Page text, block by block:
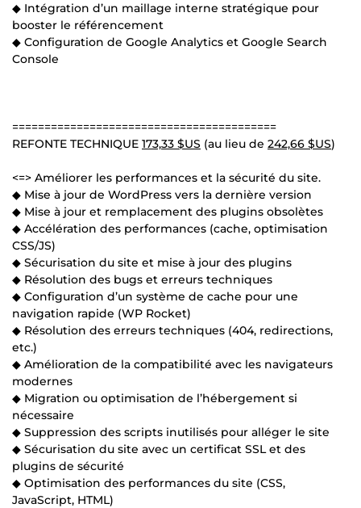
◆ Intégration d’un maillage interne stratégique pour
booster le référencement
◆ Configuration de Google Analytics et Google Search
Console
=========================================
REFONTE TECHNIQUE 173,33 $US (au lieu de 242,66 $US)
<=> Améliorer les performances et la sécurité du site.
◆ Mise à jour de WordPress vers la dernière version
◆ Mise à jour et remplacement des plugins obsolètes
◆ Accélération des performances (cache, optimisation
CSS/JS)
◆ Sécurisation du site et mise à jour des plugins
◆ Résolution des bugs et erreurs techniques
◆ Configuration d’un système de cache pour une
navigation rapide (WP Rocket)
◆ Résolution des erreurs techniques (404, redirections,
etc.)
◆ Amélioration de la compatibilité avec les navigateurs
modernes
◆ Migration ou optimisation de l’hébergement si
nécessaire
◆ Suppression des scripts inutilisés pour alléger le site
◆ Sécurisation du site avec un certificat SSL et des
plugins de sécurité
◆ Optimisation des performances du site (CSS,
JavaScript, HTML)